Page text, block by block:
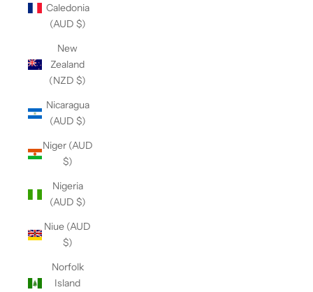
Caledonia
(AUD $)
New
Zealand
(NZD $)
Nicaragua
(AUD $)
Niger (AUD
$)
Nigeria
(AUD $)
Niue (AUD
$)
Norfolk
Island